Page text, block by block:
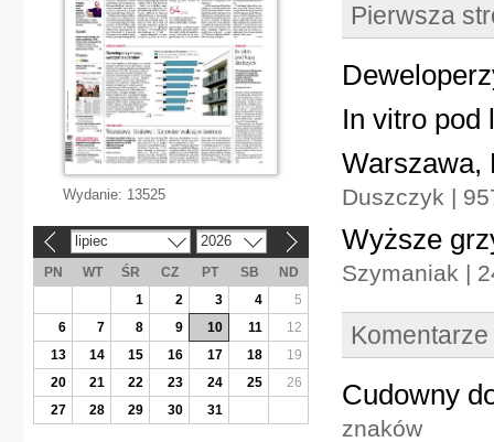
Pierwsza
In vitro pod
Warszawa,
Duszczyk |
Wyższe
Szymaniak |
Komentarze
Cudowny
znaków
Wydanie: 13525
lipiec 2026
PN WT ŚR CZ PT SB
ND
1
2 3 4
5
6
7 8 9 10 11
12
13
14 15 16 17 18
19
20
21 22 23 24 25
26
27
28 29 30 31